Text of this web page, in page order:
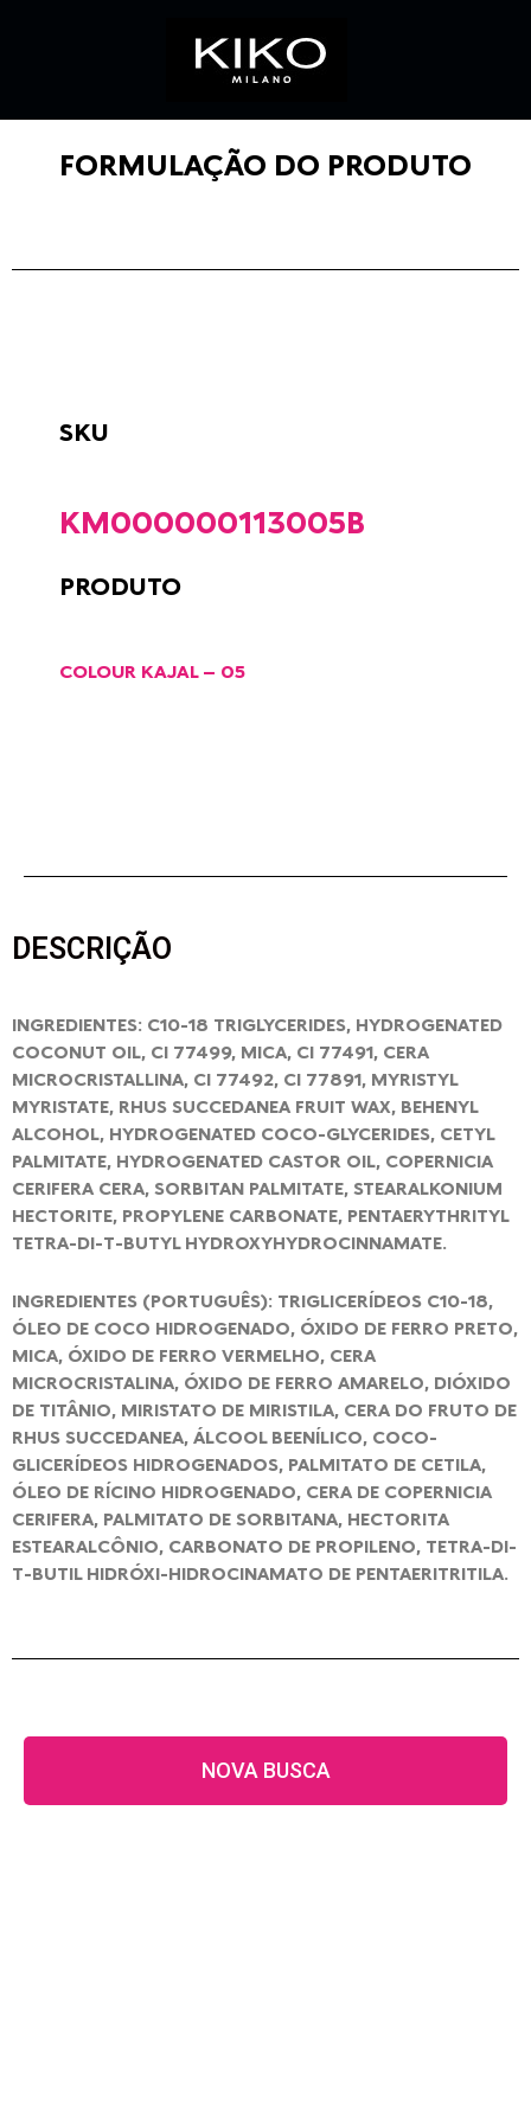
FORMULAÇÃO DO PRODUTO
SKU
KM000000113005B
PRODUTO
COLOUR KAJAL – 05
DESCRIÇÃO
INGREDIENTES: C10-18 TRIGLYCERIDES, HYDROGENATED
COCONUT OIL, CI 77499, MICA, CI 77491, CERA
MICROCRISTALLINA, CI 77492, CI 77891, MYRISTYL
MYRISTATE, RHUS SUCCEDANEA FRUIT WAX, BEHENYL
ALCOHOL, HYDROGENATED COCO-GLYCERIDES, CETYL
PALMITATE, HYDROGENATED CASTOR OIL, COPERNICIA
CERIFERA CERA, SORBITAN PALMITATE, STEARALKONIUM
HECTORITE, PROPYLENE CARBONATE, PENTAERYTHRITYL
TETRA-DI-T-BUTYL HYDROXYHYDROCINNAMATE.
INGREDIENTES (PORTUGUÊS): TRIGLICERÍDEOS C10-18,
ÓLEO DE COCO HIDROGENADO, ÓXIDO DE FERRO PRETO,
MICA, ÓXIDO DE FERRO VERMELHO, CERA
MICROCRISTALINA, ÓXIDO DE FERRO AMARELO, DIÓXIDO
DE TITÂNIO, MIRISTATO DE MIRISTILA, CERA DO FRUTO DE
RHUS SUCCEDANEA, ÁLCOOL BEENÍLICO, COCO-
GLICERÍDEOS HIDROGENADOS, PALMITATO DE CETILA,
ÓLEO DE RÍCINO HIDROGENADO, CERA DE COPERNICIA
CERIFERA, PALMITATO DE SORBITANA, HECTORITA
ESTEARALCÔNIO, CARBONATO DE PROPILENO, TETRA-DI-
T-BUTIL HIDRÓXI-HIDROCINAMATO DE PENTAERITRITILA.
NOVA BUSCA